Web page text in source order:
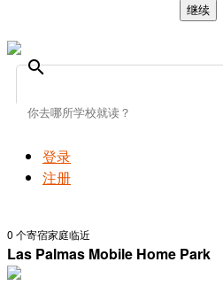
继续
search
登录
注册
0 个寄宿家庭临近
Las Palmas Mobile Home Park